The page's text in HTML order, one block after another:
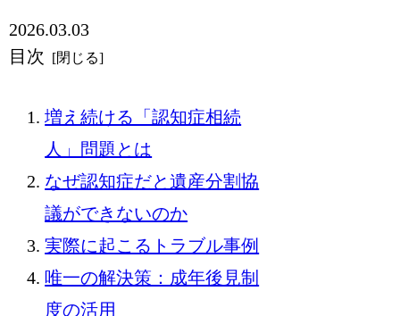
2026.03.03
目次
増え続ける「認知症相続
人」問題とは
なぜ認知症だと遺産分割協
議ができないのか
実際に起こるトラブル事例
唯一の解決策：成年後見制
度の活用